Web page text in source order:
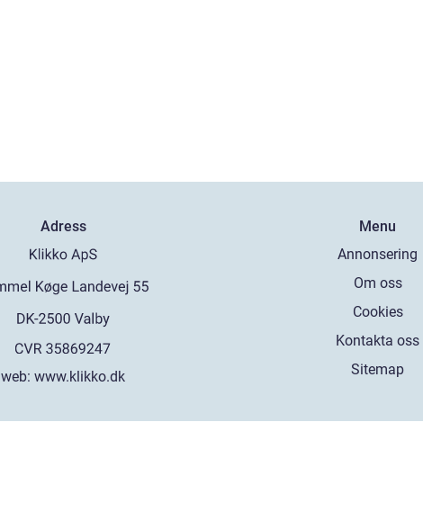
Adress
web:www.klikko.dk
Menu
Annonsering
Om oss
Cookies
Kontakta oss
Sitemap